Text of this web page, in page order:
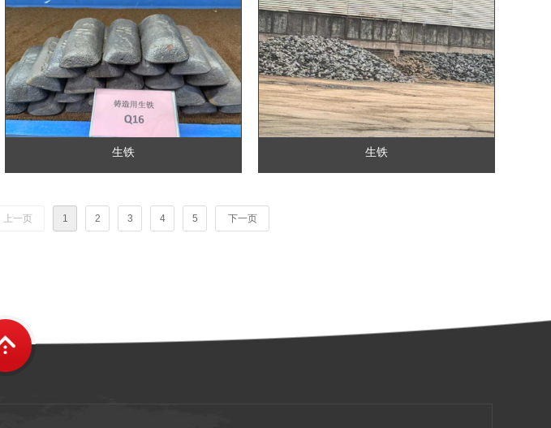
生铁 生铁
上一页 1 2 3 4 5 下一页